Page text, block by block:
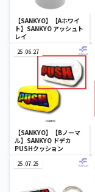
【SANKYO】【Aホワイ
ト】SANKYO アッシュト
レイ
25.06.27
【SANKYO】【Bノーマ
ル】SANKYO ドデカ
PUSHクッション
25.07.25